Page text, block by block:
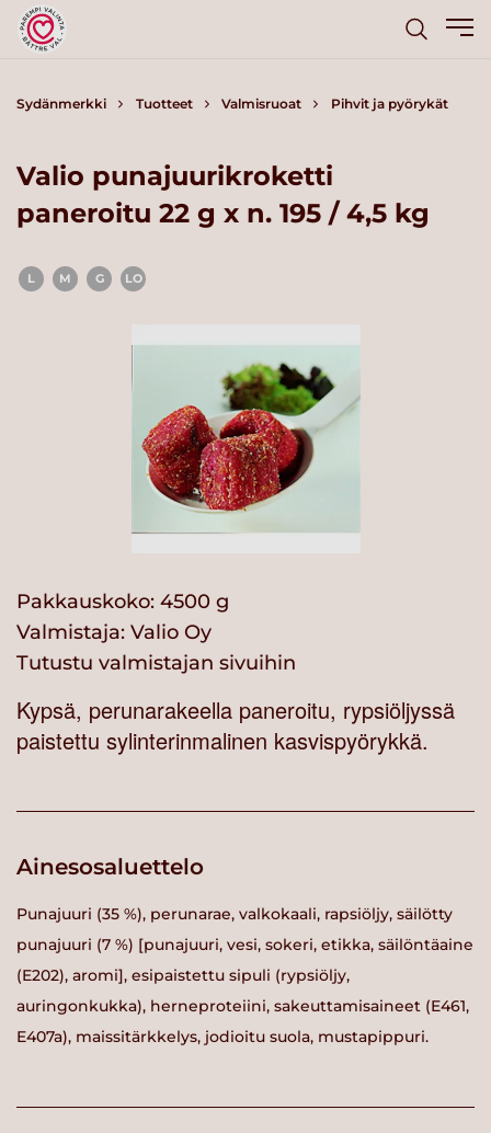
Sydänmerkki Tuotteet Valmisruoat Pihvit ja pyörykät
Valio punajuurikroketti
paneroitu 22 g x n. 195 / 4,5 kg
L M G LO
Pakkauskoko: 4500 g
Valmistaja: Valio Oy
Tutustu valmistajan sivuihin
Kypsä, perunarakeella paneroitu, rypsiöljyssä
paistettu sylinterinmalinen kasvispyörykkä.
Ainesosaluettelo
Punajuuri (35 %), perunarae, valkokaali, rapsiöljy, säilötty
punajuuri (7 %) [punajuuri, vesi, sokeri, etikka, säilöntäaine
(E202), aromi], esipaistettu sipuli (rypsiöljy,
auringonkukka), herneproteiini, sakeuttamisaineet (E461,
E407a), maissitärkkelys, jodioitu suola, mustapippuri.